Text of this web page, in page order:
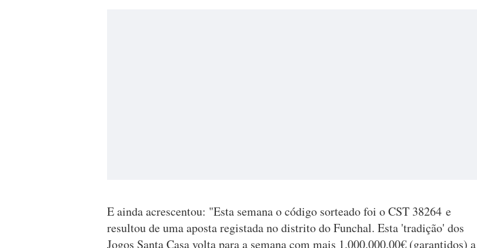
E ainda acrescentou: "Esta semana o código sorteado foi o CST 38264 e
resultou de uma aposta registada no distrito do Funchal. Esta 'tradição' dos
Jogos Santa Casa volta para a semana com mais 1.000.000,00€ (garantidos) a